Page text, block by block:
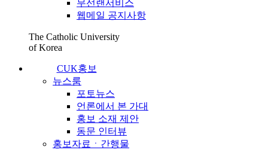
무선랜서비스
웹메일 공지사항
The Catholic University
of Korea
CUK홍보
뉴스룸
포토뉴스
언론에서 본 가대
홍보 소재 제안
동문 인터뷰
홍보자료ㆍ간행물